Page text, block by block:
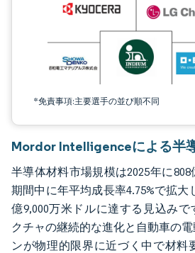
*免責事項:主要選手の並び順不同
Mordor Intelligenceによる半
半導体材料市場規模は2025年に
期間中に年平均成長率4.75%で拡大
億9,000万米ドルに達する見込み
クチャの継続的な進化と自動車の
ンが物理的限界に近づく中で材料